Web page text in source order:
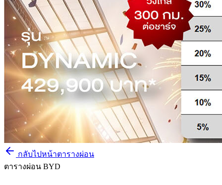
กลับไปหน้าตารางผ่อน
ตารางผ่อน BYD